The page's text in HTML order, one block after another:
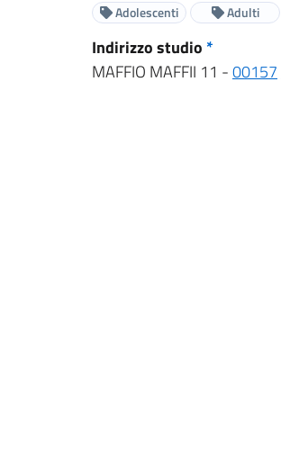
Adolescenti Adulti
Indirizzo studio *
MAFFIO MAFFII 11 -00157